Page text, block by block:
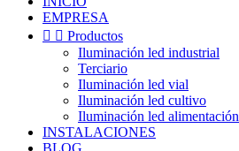
EMPRESA
  Productos
Iluminación led industrial
Terciario
Iluminación led vial
Iluminación led cultivo
Iluminación led
INSTALACIONES
BLOG